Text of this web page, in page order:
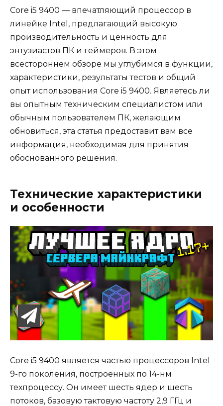
Core i5 9400 — впечатляющий процессор в
линейке Intel, предлагающий высокую
производительность и ценность для
энтузиастов ПК и геймеров. В этом
всестороннем обзоре мы углубимся в функции,
характеристики, результаты тестов и общий
опыт использования Core i5 9400. Являетесь ли
вы опытным техническим специалистом или
обычным пользователем ПК, желающим
обновиться, эта статья предоставит вам все
информация, необходимая для принятия
обоснованного решения.
Технические характеристики
и особенности
Core i5 9400 является частью процессоров Intel
9-го поколения, построенных по 14-нм
техпроцессу. Он имеет шесть ядер и шесть
потоков, базовую тактовую частоту 2,9 ГГц и